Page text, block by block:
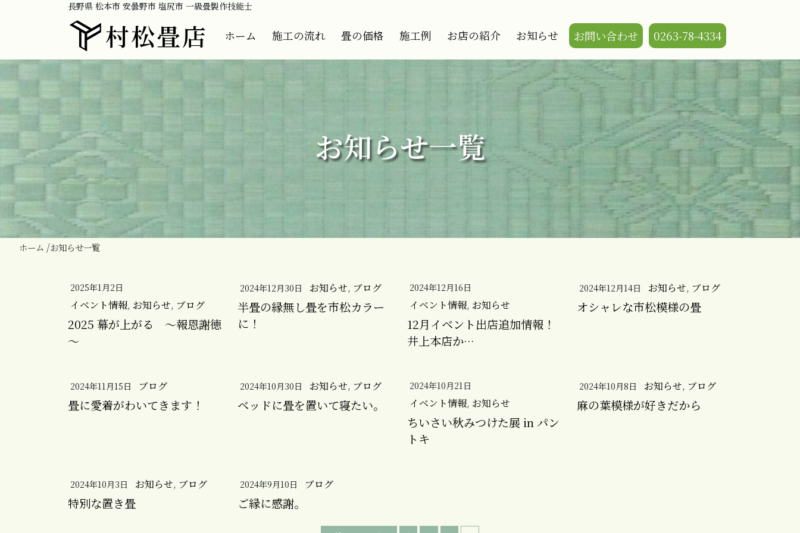
長野県 松本市 安曇野市 塩尻市 一級畳製作技能士
村松畳店 ホーム 施工の流れ 畳の価格 施工例 お店の紹介 お知らせ お問い合わせ 0263-78-4334
お知らせ一覧
ホーム お知らせ一覧
2025年1月2日
イベント情報, お知らせ, ブログ
2025 幕が上がる ～報恩謝徳
～
2024年12月30日 お知らせ, ブログ
半畳の縁無し畳を市松カラー
に！
2024年12月16日
イベント情報, お知らせ
12月イベント出店追加情報！
井上本店か…
2024年12月14日 お知らせ, ブログ
オシャレな市松模様の畳
2024年11月15日 ブログ
畳に愛着がわいてきます！
2024年10月30日 お知らせ, ブログ
ベッドに畳を置いて寝たい。
2024年10月21日
イベント情報, お知らせ
ちいさい秋みつけた展 in パン
トキ
2024年10月8日 お知らせ, ブログ
麻の葉模様が好きだから
2024年10月3日 お知らせ, ブログ
特別な置き畳
2024年9月10日 ブログ
ご縁に感謝。